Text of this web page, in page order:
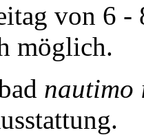
von 6
möglich.
nautimo